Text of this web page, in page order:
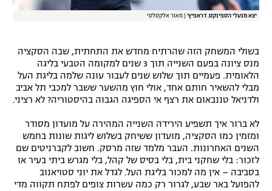
יצא מנעלי הספינקס. דראפיץ' מאור אלקסלסי
בשולי המשחק הזה שהרתיח מחדש את התחתית, שבה הסקציה
מנס ציונה בפעם השנייה תוך 3 שנים למקומה הטבעי בליגה
הלאומית. פעמיים תוך שלוש שנים לעבור עונה שלמה בליגת העל
מבלי להשאיר חותם אחד, אולי חוץ מהשער ששבר למכבי תל אביב
ולדניאל טננבאום את רצף אי הספיגה הגבוה בהיסטוריה? לא רציני.
לא ברור איך תשפיע הירידה השנייה המהירה על מועדון מסודר
ומזמין כמו הסקציה, מועדון ששיחק בשלוש ליגות שונות בחמש
השנים האחרונות. העבר מלמד שזה מרסק. חשוב לקברניטים שם
לזכור: בלי שחקני בית, בלי בסיס של קהל, בלי מגרש ביתי בעיר או
בסביבה – אין מה למכור בליגת העל. לגדל את יוני סטויאנוב
להפועל באר שבע, לגרור רק כמה עשרות צופים לפתח תקווה מדי